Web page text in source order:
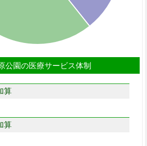
公園の医療サービス体制
算
算